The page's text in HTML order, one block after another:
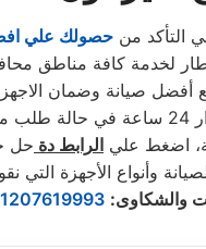
التأكد منحصولك علي
لخدمة كافة مناطق
صيانة وضمان
اضغط علي الرابط دة حل
وأنواع الأجهزة التي
والشكاوى: